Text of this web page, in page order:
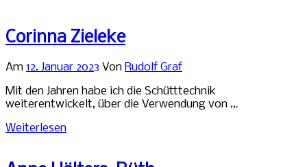
Corinna Zieleke
Am 12. Januar 2023 Von Rudolf Graf
Mit den Jahren habe ich die Schütttechnik
weiterentwickelt, über die Verwendung von …
Weiterlesen